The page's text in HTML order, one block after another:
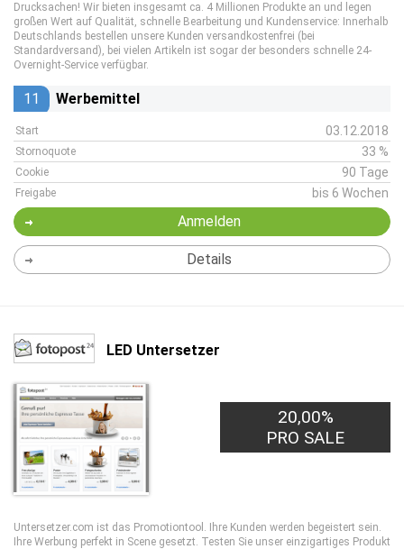
Drucksachen! Wir bieten insgesamt ca. 4 Millionen Produkte an und legen
großen Wert auf Qualität, schnelle Bearbeitung und Kundenservice: Innerhalb
Deutschlands bestellen unsere Kunden versandkostenfrei (bei
Standardversand), bei vielen Artikeln ist sogar der besonders schnelle 24-
Overnight-Service verfügbar.
11 Werbemittel
Start 03.12.2018
Stornoquote 33 %
Cookie 90 Tage
Freigabe bis 6 Wochen
Anmelden
Details
LED Untersetzer
20,00%
PRO SALE
Untersetzer.com ist das Promotiontool. Ihre Kunden werden begeistert sein.
Ihre Werbung perfekt in Scene gesetzt. Testen Sie unser einzigartiges Produkt